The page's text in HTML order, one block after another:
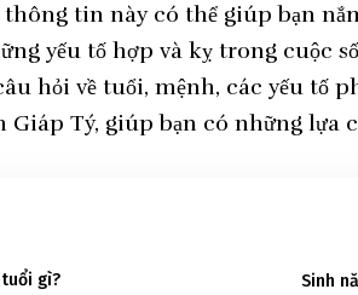
tin này có thể giúp bạn
yếu tố hợp và kỵ trong cuộc
hỏi về tuổi, mệnh, các yếu tố
Giáp Tý, giúp bạn có những lựa
gì? Sinh